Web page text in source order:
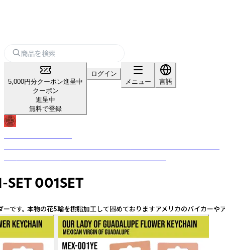
5,000円分クーポン進呈中
クーポン
進呈中
無料で登録
ログイン
メニュー
言語
SET 001SET
。 本物の花5輪を樹脂加工して固めておりますアメリカのバイカー